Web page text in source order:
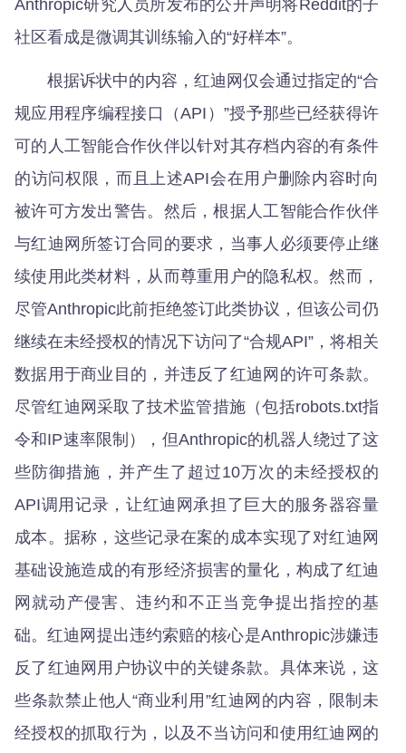
Anthropic研究人员所发布的公开声明将Reddit的子
社区看成是微调其训练输入的“好样本”。
根据诉状中的内容，红迪网仅会通过指定的“合
规应用程序编程接口（API）”授予那些已经获得许
可的人工智能合作伙伴以针对其存档内容的有条件
的访问权限，而且上述API会在用户删除内容时向
被许可方发出警告。然后，根据人工智能合作伙伴
与红迪网所签订合同的要求，当事人必须要停止继
续使用此类材料，从而尊重用户的隐私权。然而，
尽管Anthropic此前拒绝签订此类协议，但该公司仍
继续在未经授权的情况下访问了“合规API”，将相关
数据用于商业目的，并违反了红迪网的许可条款。
尽管红迪网采取了技术监管措施（包括robots.txt指
令和IP速率限制），但Anthropic的机器人绕过了这
些防御措施，并产生了超过10万次的未经授权的
API调用记录，让红迪网承担了巨大的服务器容量
成本。据称，这些记录在案的成本实现了对红迪网
基础设施造成的有形经济损害的量化，构成了红迪
网就动产侵害、违约和不正当竞争提出指控的基
础。红迪网提出违约索赔的核心是Anthropic涉嫌违
反了红迪网用户协议中的关键条款。具体来说，这
些条款禁止他人“商业利用”红迪网的内容，限制未
经授权的抓取行为，以及不当访问和使用红迪网的